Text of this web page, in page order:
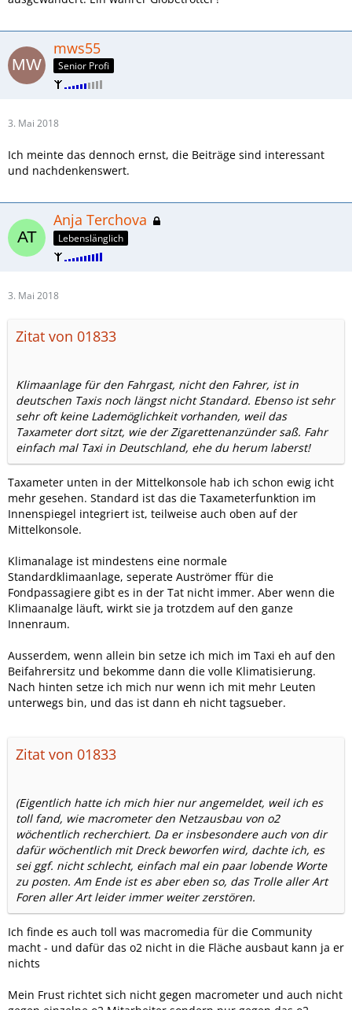
mws55
Senior Profi
3. Mai 2018
Ich meinte das dennoch ernst, die Beiträge sind interessant
und nachdenkenswert.
Anja Terchova
Lebenslänglich
3. Mai 2018
Zitat von 01833
Klimaanlage für den Fahrgast, nicht den Fahrer, ist in
deutschen Taxis noch längst nicht Standard. Ebenso ist sehr
sehr oft keine Lademöglichkeit vorhanden, weil das
Taxameter dort sitzt, wie der Zigarettenanzünder saß. Fahr
einfach mal Taxi in Deutschland, ehe du herum laberst!
Taxameter unten in der Mittelkonsole hab ich schon ewig icht
mehr gesehen. Standard ist das die Taxameterfunktion im
Innenspiegel integriert ist, teilweise auch oben auf der
Mittelkonsole.
Klimanalage ist mindestens eine normale
Standardklimaanlage, seperate Auströmer ffür die
Fondpassagiere gibt es in der Tat nicht immer. Aber wenn die
Klimaanalge läuft, wirkt sie ja trotzdem auf den ganze
Innenraum.
Ausserdem, wenn allein bin setze ich mich im Taxi eh auf den
Beifahrersitz und bekomme dann die volle Klimatisierung.
Nach hinten setze ich mich nur wenn ich mit mehr Leuten
unterwegs bin, und das ist dann eh nicht tagsueber.
Zitat von 01833
(Eigentlich hatte ich mich hier nur angemeldet, weil ich es
toll fand, wie macrometer den Netzausbau von o2
wöchentlich recherchiert. Da er insbesondere auch von dir
dafür wöchentlich mit Dreck beworfen wird, dachte ich, es
sei ggf. nicht schlecht, einfach mal ein paar lobende Worte
zu posten. Am Ende ist es aber eben so, das Trolle aller Art
Foren aller Art leider immer weiter zerstören.
Ich finde es auch toll was macromedia für die Community
macht - und dafür das o2 nicht in die Fläche ausbaut kann ja er
nichts
Mein Frust richtet sich nicht gegen macrometer und auch nicht